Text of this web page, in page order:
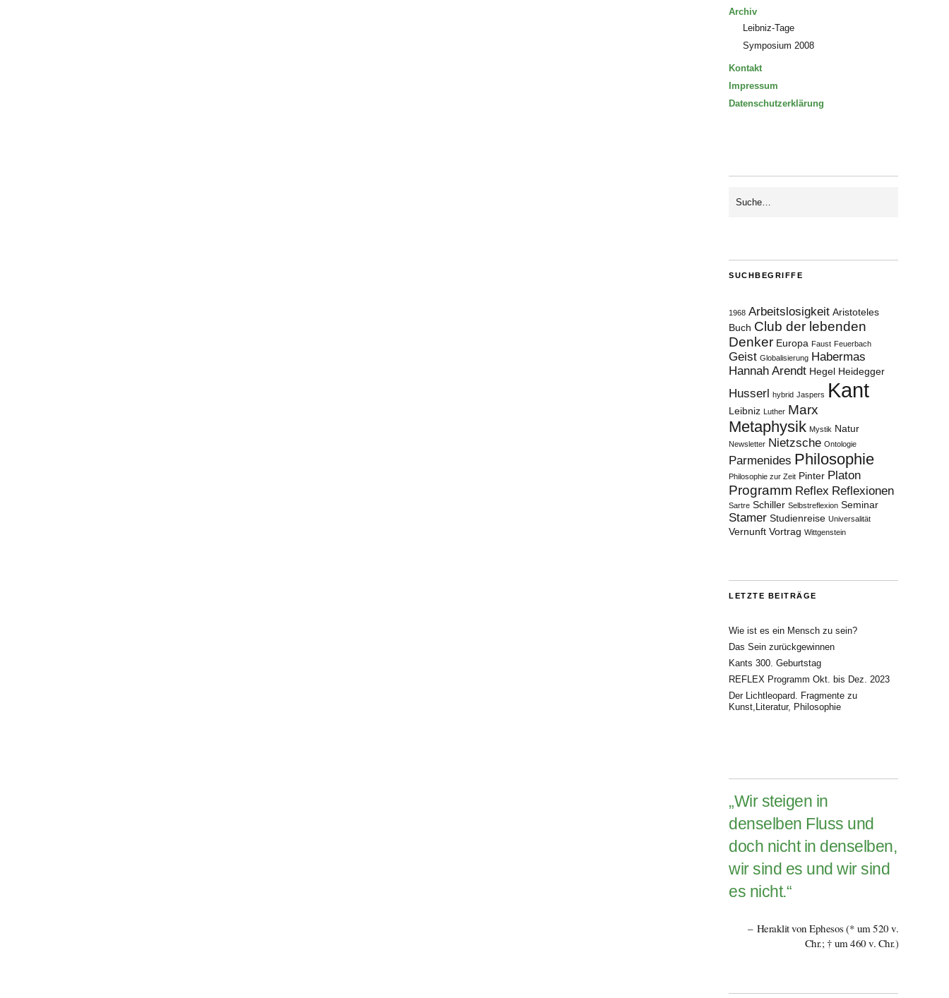
Archiv
Leibniz-Tage
Symposium 2008
Kontakt
Impressum
Datenschutzerklärung
SUCHBEGRIFFE
1968 Arbeitslosigkeit Aristoteles
Buch Club der lebenden
Denker Europa Faust Feuerbach
Geist Globalisierung Habermas
Hannah Arendt Hegel Heidegger
Husserl hybrid Jaspers Kant
Leibniz Luther Marx
Metaphysik Mystik Natur
Newsletter Nietzsche Ontologie
Parmenides Philosophie
Philosophie zur Zeit Pinter Platon
Programm Reflex Reflexionen
Sartre Schiller Selbstreflexion Seminar
Stamer Studienreise Universalität
Vernunft Vortrag Wittgenstein
LETZTE BEITRÄGE
Wie ist es ein Mensch zu sein?
Das Sein zurückgewinnen
Kants 300. Geburtstag
REFLEX Programm Okt. bis Dez. 2023
Der Lichtleopard. Fragmente zu
Kunst,Literatur, Philosophie
„Wir steigen in
denselben Fluss und
doch nicht in denselben,
wir sind es und wir sind
es nicht.“
Heraklit von Ephesos (* um 520 v.
Chr.; † um 460 v. Chr.)